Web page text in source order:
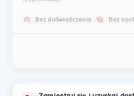
Если ты дочитал до сюда — это
Bez doświadczenia Bez